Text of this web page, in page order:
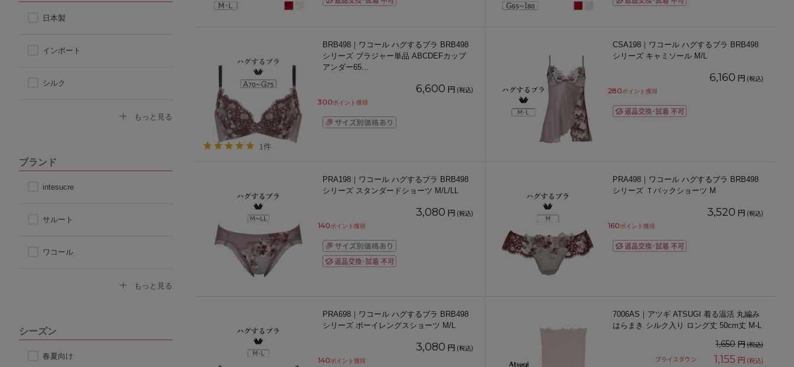
ストラップレス
日本製
インポート
シルク
もっと見る
ブランド
intesucre
サルート
ワコール
もっと見る
シーズン
春夏向け
BRB498｜ワコール ハグするブラ BRB498
シリーズ ブラジャー単品 ABCDEFカップ
アンダー65...
1件
6,600 円 (税込)
300ポイント獲得
CSA198｜ワコール ハグするブラ BRB498
シリーズ キャミソール M/L
6,160 円 (税込)
280ポイント獲得
PRA198｜ワコール ハグするブラ BRB498
シリーズ スタンダードショーツ M/L/LL
3,080 円 (税込)
140ポイント獲得
PRA498｜ワコール ハグするブラ BRB498
シリーズ Ｔバックショーツ M
3,520 円 (税込)
160ポイント獲得
PRA698｜ワコール ハグするブラ BRB498
シリーズ ボーイレングスショーツ M/L
3,080 円 (税込)
140ポイント獲得
7006AS｜アツギ ATSUGI 着る温活 丸編み
はらまき シルク入り ロング丈 50cm丈 M-L
1,650 円(税込)
プライスダウン
1,155 円 (税込)